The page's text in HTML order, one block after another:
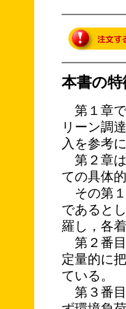
本書の特
第１章で
リーン調
入を参考
第２章は
ての具体
その第１
であると
羅し，各
第２番目
定量的に
ている。
第３番目